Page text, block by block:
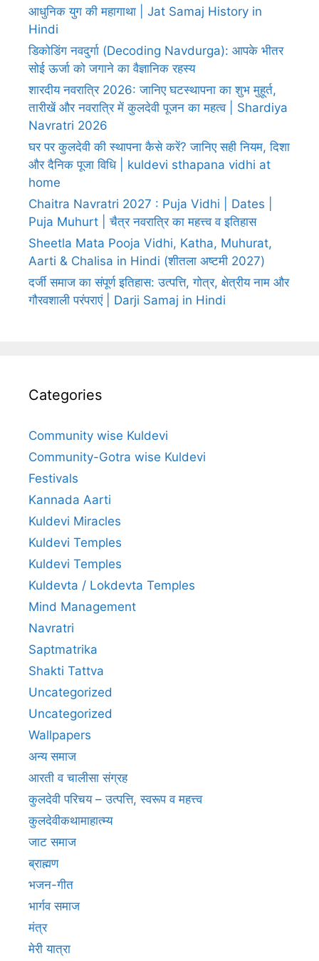
आधुनिक युग की महागाथा | Jat Samaj History in
Hindi
डिकोडिंग नवदुर्गा (Decoding Navdurga): आपके भीतर
सोई ऊर्जा को जगाने का वैज्ञानिक रहस्य
शारदीय नवरात्रि 2026: जानिए घटस्थापना का शुभ मुहूर्त,
तारीखें और नवरात्रि में कुलदेवी पूजन का महत्व | Shardiya
Navratri 2026
घर पर कुलदेवी की स्थापना कैसे करें? जानिए सही नियम, दिशा
और दैनिक पूजा विधि | kuldevi sthapana vidhi at
home
Chaitra Navratri 2027 : Puja Vidhi | Dates |
Puja Muhurt | चैत्र नवरात्रि का महत्त्व व इतिहास
Sheetla Mata Pooja Vidhi, Katha, Muhurat,
Aarti & Chalisa in Hindi (शीतला अष्टमी 2027)
दर्जी समाज का संपूर्ण इतिहास: उत्पत्ति, गोत्र, क्षेत्रीय नाम और
गौरवशाली परंपराएं | Darji Samaj in Hindi
Categories
Community wise Kuldevi
Community-Gotra wise Kuldevi
Festivals
Kannada Aarti
Kuldevi Miracles
Kuldevi Temples
Kuldevi Temples
Kuldevta / Lokdevta Temples
Mind Management
Navratri
Saptmatrika
Shakti Tattva
Uncategorized
Uncategorized
Wallpapers
अन्य समाज
आरती व चालीसा संग्रह
कुलदेवी परिचय – उत्पत्ति, स्वरूप व महत्त्व
कुलदेवीकथामाहात्म्य
जाट समाज
ब्राह्मण
भजन-गीत
भार्गव समाज
मंत्र
मेरी यात्रा